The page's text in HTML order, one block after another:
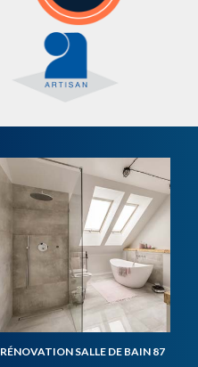
RÉNOVATION SALLE DE BAIN 87